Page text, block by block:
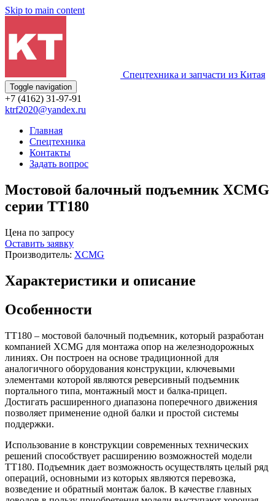
Skip to main content
Спецтехника и запчасти из Китая
Toggle navigation
+7 (4162) 31-97-91
ktrf2020@yandex.ru
Главная
Спецтехника
Контакты
Задать вопрос
Мостовой балочный подъемник XCMG
серии TT180
Цена по запросу
Оставить заявку
Производитель: XCMG
Характеристики и описание
Особенности
TT180 – мостовой балочный подъемник, который разработан
компанией XCMG для монтажа опор на железнодорожных
линиях. Он построен на основе традиционной для
аналогичного оборудования конструкции, ключевыми
элементами которой являются реверсивный подъемник
портального типа, монтажный мост и балка-прицеп.
Достигать расширенного диапазона поперечного движения
позволяет применение одной балки и простой системы
поддержки.
Использование в конструкции современных технических
решений способствует расширению возможностей модели
TT180. Подъемник дает возможность осуществлять целый ряд
операций, основными из которых являются перевозка,
возведение и обратный монтаж балок. В качестве главных